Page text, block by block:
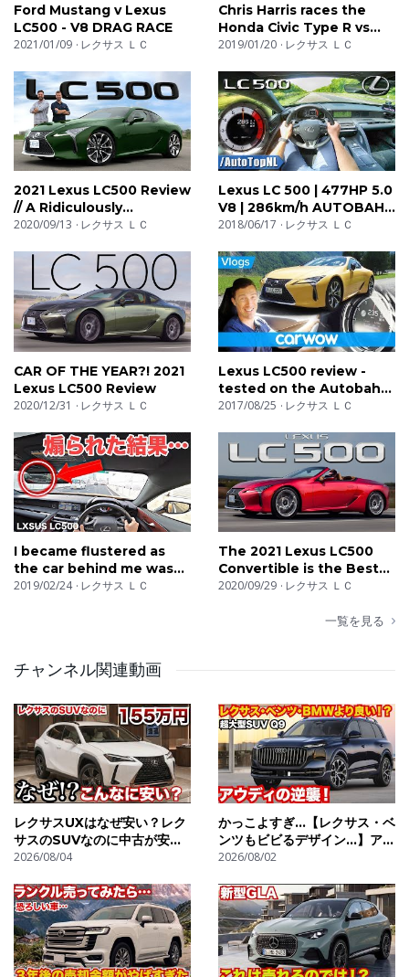
・車を売りたいかた。
まさるTV専用ユーカーパックサイト(ご成約でカタログギ
フトがもらえます。)
https://ucarpac.com/lp/20?id=728
↑必ずこちらから査定へお進みください。
〜〜〜〜〜〜〜〜〜〜〜〜〜〜〜〜〜〜〜〜〜〜〜〜〜
まさるTV 【出演者・演者】随時募集中
【出演者（車）・演者募集】
出演者（車）の募集をしています
まさるTVで愛車を紹介して欲しいという方がいましたら
ご連絡ください。
☆【出演者（車）募集】
・撮影場所：大阪（郊外）・兵庫（西宮・尼崎）
・交通費などの費用はお支払いできません。すみませ
ん。
・撮影時間は2時間〜3時間
・車種問いません。どんな車もOKです。（ただし、少し
こちらで審査はいたします）
・顔出し出演・声のみ出演・車のみ出演。ご相談に乗り
ます。（声ありの方が少し編集は助かります…）
・コメント欄で何言われても耐えれる精神力のある方。
・撮影時間：9:00〜16:00のどこか２〜３時間（夜はやっ
てません）
・撮影日：平日・土日祝いつでも可（事前打ち合わせに
よる）
上記の内容で出演してみたいという方はDMやメールから
お知らせください。
してDM/メールください）
名前（仮名可）：
性別：
年齢：おおよそで可
Ford Mustang v Lexus
LC500 - V8 DRAG RACE
2021/01/09 レクサス ＬＣ
Chris Harris races the
Honda Civic Type R vs
Lexus LC500 | Top Gear:
2019/01/20 レクサス ＬＣ
2021 Lexus LC500 Review
// A Ridiculously
Underrated $100,000
2020/09/13 レクサス ＬＣ
Lexus LC 500 | 477HP 5.0
V8 | 286km/h AUTOBAHN
POV TOP SPEED by
2018/06/17 レクサス ＬＣ
CAR OF THE YEAR?! 2021
Lexus LC500 Review
2020/12/31 レクサス ＬＣ
Lexus LC500 review -
tested on the Autobahn
and in the Alps | Mat
2017/08/25 レクサス ＬＣ
I became flustered as
the car behind me was
tailgating me. - LEXUS
2019/02/24 レクサス ＬＣ
The 2021 Lexus LC500
Convertible is the Best
Car EVER
2020/09/29 レクサス ＬＣ
一覧を見る
チャンネル関連動画
レクサスUXはなぜ安い？レク
サスのSUVなのに中古が安す
ぎる
2026/08/04
かっこよすぎ…【レクサス・ベ
ンツもビビるデザイン…】アウ
ディ新型Q９登場！これはや
2026/08/02